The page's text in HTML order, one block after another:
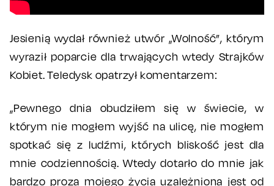
Jesienią wydał również utwór „Wolność”, którym
wyraził poparcie dla trwających wtedy Strajków
Kobiet. Teledysk opatrzył komentarzem:
„Pewnego dnia obudziłem się w świecie, w
którym nie mogłem wyjść na ulicę, nie mogłem
spotkać się z ludźmi, których bliskość jest dla
mnie codziennością. Wtedy dotarło do mnie jak
bardzo proza mojego życia uzależniona jest od